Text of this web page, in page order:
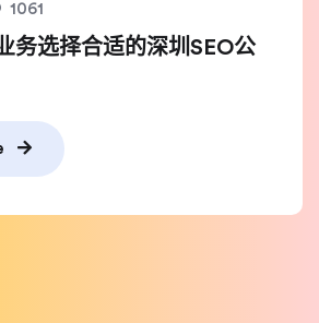
1061
务选择合适的深圳SEO公